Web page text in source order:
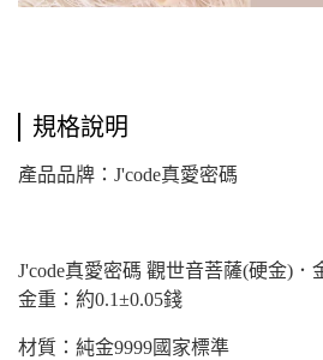
規格說明
產品品牌：J'code真愛密碼
J'code真愛密碼 觀世音菩薩(硬金)．
金重：約0.1±0.05錢
材質：純金9999國家標準